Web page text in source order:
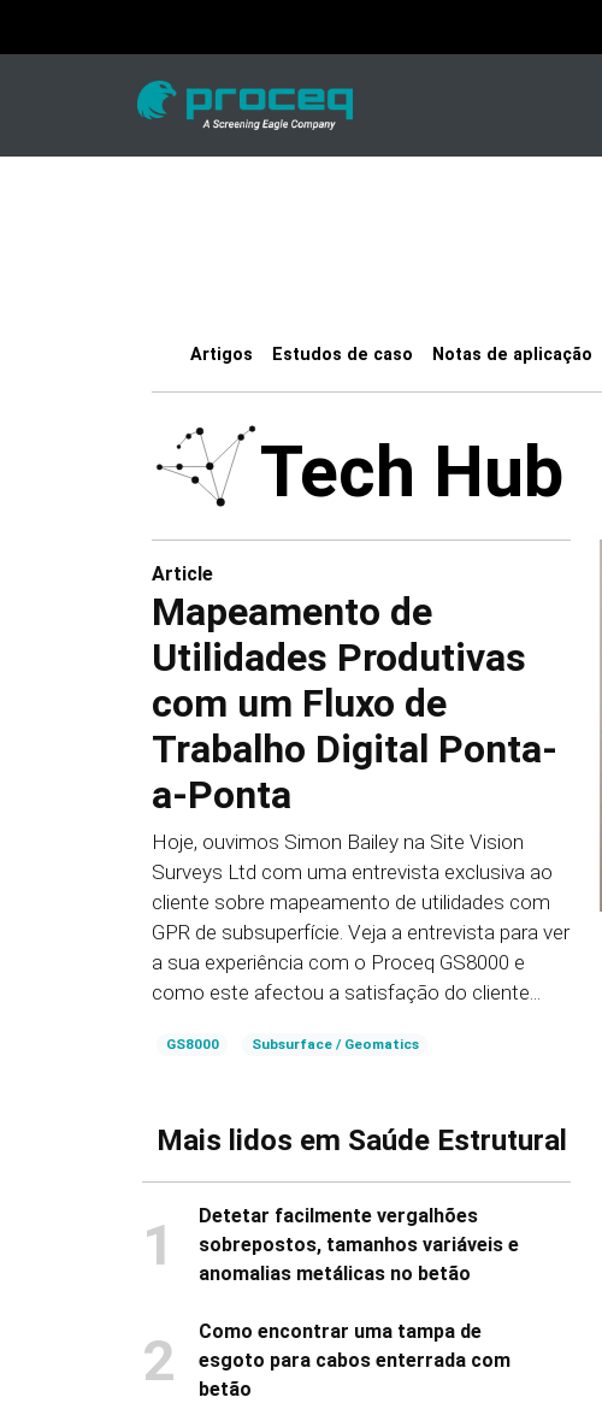
Artigos Estudos de caso Notas de aplicação
Tech Hub
Article
Mapeamento de
Utilidades Produtivas
com um Fluxo de
Trabalho Digital Ponta-
a-Ponta
Hoje, ouvimos Simon Bailey na Site Vision
Surveys Ltd com uma entrevista exclusiva ao
cliente sobre mapeamento de utilidades com
GPR de subsuperfície. Veja a entrevista para ver
a sua experiência com o Proceq GS8000 e
como este afectou a satisfação do cliente...
GS8000 Subsurface / Geomatics
Mais lidos em Saúde Estrutural
1
Detetar facilmente vergalhões
sobrepostos, tamanhos variáveis e
anomalias metálicas no betão
2
Como encontrar uma tampa de
esgoto para cabos enterrada com
betão